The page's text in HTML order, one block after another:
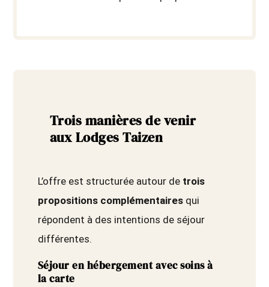
Trois manières de venir
aux Lodges Taizen
L’offre est structurée autour de trois
propositions complémentairesqui
répondent à des intentions de séjour
différentes.
Séjour en hébergement avec soins à
la carte